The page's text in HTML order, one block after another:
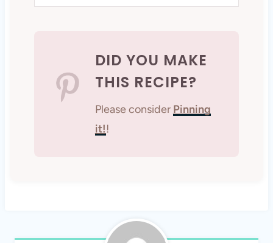
DID YOU MAKE
THIS RECIPE?
Please consider Pinning
it!!